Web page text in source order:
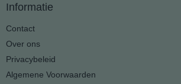
Informatie
Contact
Over ons
Privacybeleid
Algemene Voorwaarden